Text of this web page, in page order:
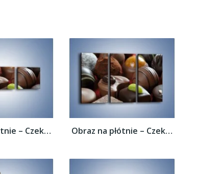
Obraz na płótnie – Czekoladowe praliny z... Obraz na płótnie – Czekoladowe praliny z...